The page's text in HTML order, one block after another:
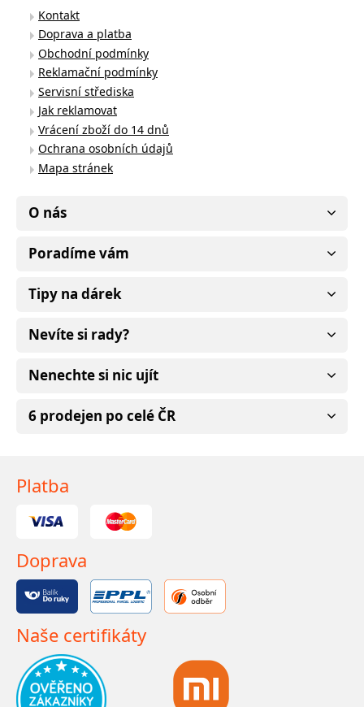
Kontakt
Doprava a platba
Obchodní podmínky
Reklamační podmínky
Servisní střediska
Jak reklamovat
Vrácení zboží do 14 dnů
Ochrana osobních údajů
Mapa stránek
O nás
Poradíme vám
Tipy na dárek
Nevíte si rady?
Nenechte si nic ujít
6 prodejen po celé ČR
Platba
Doprava
Naše certifikáty